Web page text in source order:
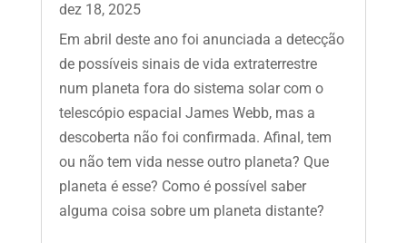
dez 18, 2025
Em abril deste ano foi anunciada a detecção
de possíveis sinais de vida extraterrestre
num planeta fora do sistema solar com o
telescópio espacial James Webb, mas a
descoberta não foi confirmada. Afinal, tem
ou não tem vida nesse outro planeta? Que
planeta é esse? Como é possível saber
alguma coisa sobre um planeta distante?